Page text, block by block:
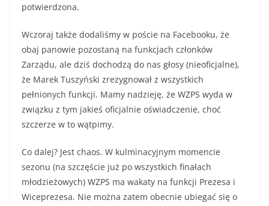
potwierdzona.
Wczoraj także dodaliśmy w poście na Facebooku, że
obaj panowie pozostaną na funkcjach członków
Zarządu, ale dziś dochodzą do nas głosy (nieoficjalne),
że Marek Tuszyński zrezygnował z wszystkich
pełnionych funkcji. Mamy nadzieję, że WZPS wyda w
związku z tym jakieś oficjalnie oświadczenie, choć
szczerze w to wątpimy.
Co dalej? Jest chaos. W kulminacyjnym momencie
sezonu (na szczęście już po wszystkich finałach
młodzieżowych) WZPS ma wakaty na funkcji Prezesa i
Wiceprezesa. Nie można zatem obecnie ubiegać się o